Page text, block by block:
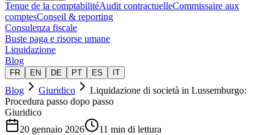
Tenue de la comptabilitéAudit contractuelleCommissaire aux
comptesConseil & reporting
Consulenza fiscale
Buste paga e risorse umane
Liquidazione
Blog
FR EN DE PT ES IT
Blog Giuridico
Liquidazione di società in Lussemburgo:
Procedura passo dopo passo
Giuridico
20 gennaio 2026
11 min di lettura